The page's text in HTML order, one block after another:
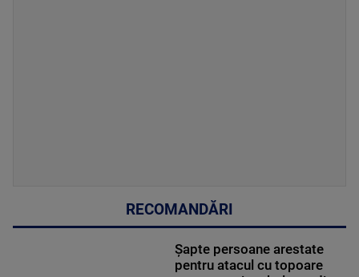
RECOMANDĂRI
Șapte persoane arestate
pentru atacul cu topoare